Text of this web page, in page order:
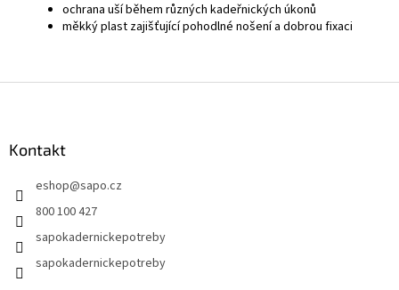
ochrana uší během různých kadeřnických úkonů
měkký plast zajišťující pohodlné nošení a dobrou fixaci
Kontakt
eshop@sapo.cz
800 100 427
sapokadernickepotreby
sapokadernickepotreby